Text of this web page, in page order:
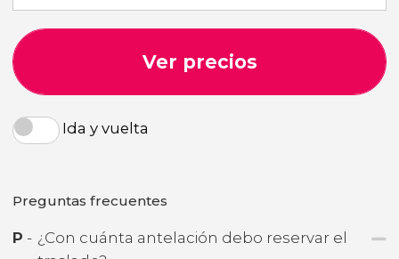
Ver precios
Ida y vuelta
Preguntas frecuentes
P - ¿Con cuánta antelación debo reservar el